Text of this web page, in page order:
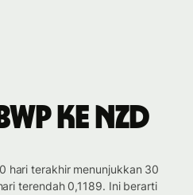
ke NZD
hari terakhir menunjukkan 30
terendah 0,1189. Ini berarti